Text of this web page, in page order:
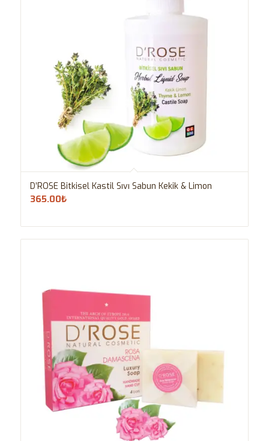
D’ROSE Bitkisel Kastil Sıvı Sabun Kekik & Limon
365.00₺